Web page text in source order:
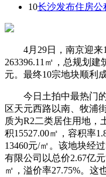
10长沙发布住房公
4月29日，南京迎来
263396.11㎡，总规划建
元。最终10宗地块顺利
今日土拍中最热门的
区天元西路以南、牧浦
质为R2二类居住用地，
积15527.00㎡，容积率
13460元/㎡。该地块经
有限公司以总价2.67亿
㎡，溢价率27.75%。这